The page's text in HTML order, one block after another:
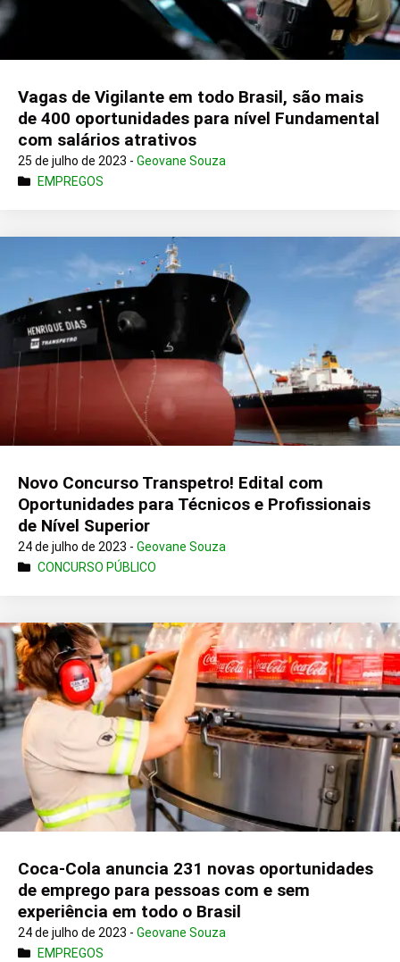
Vagas de Vigilante em todo Brasil, são mais
de 400 oportunidades para nível Fundamental
com salários atrativos
25 de julho de 2023 - Geovane Souza
EMPREGOS
Novo Concurso Transpetro! Edital com
Oportunidades para Técnicos e Profissionais
de Nível Superior
24 de julho de 2023 - Geovane Souza
CONCURSO PÚBLICO
Coca-Cola anuncia 231 novas oportunidades
de emprego para pessoas com e sem
experiência em todo o Brasil
24 de julho de 2023 - Geovane Souza
EMPREGOS